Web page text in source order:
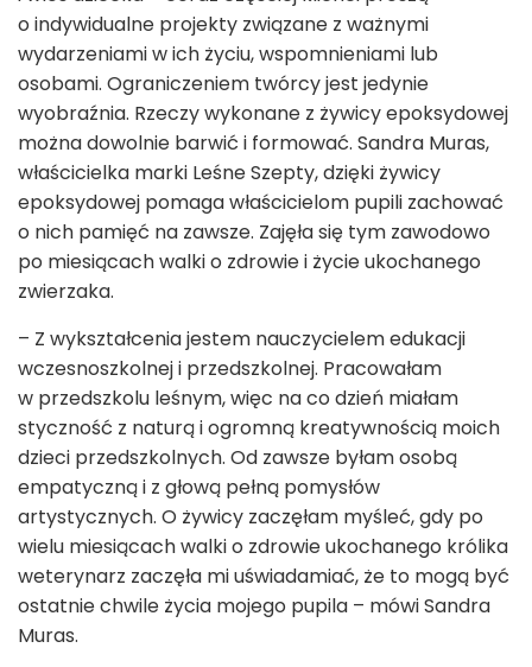
o indywidualne projekty związane z ważnymi
wydarzeniami w ich życiu, wspomnieniami lub
osobami. Ograniczeniem twórcy jest jedynie
wyobraźnia. Rzeczy wykonane z żywicy epoksydowej
można dowolnie barwić i formować. Sandra Muras,
właścicielka marki Leśne Szepty, dzięki żywicy
epoksydowej pomaga właścicielom pupili zachować
o nich pamięć na zawsze. Zajęła się tym zawodowo
po miesiącach walki o zdrowie i życie ukochanego
zwierzaka.
– Z wykształcenia jestem nauczycielem edukacji
wczesnoszkolnej i przedszkolnej. Pracowałam
w przedszkolu leśnym, więc na co dzień miałam
styczność z naturą i ogromną kreatywnością moich
dzieci przedszkolnych. Od zawsze byłam osobą
empatyczną i z głową pełną pomysłów
artystycznych. O żywicy zaczęłam myśleć, gdy po
wielu miesiącach walki o zdrowie ukochanego królika
weterynarz zaczęła mi uświadamiać, że to mogą być
ostatnie chwile życia mojego pupila – mówi Sandra
Muras.